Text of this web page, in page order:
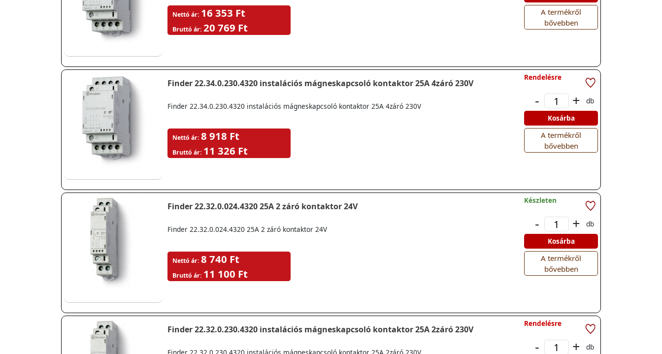
Nettó ár: 16 353 Ft
Bruttó ár: 20 769 Ft
A termékről
bővebben
Finder 22.34.0.230.4320 instalációs mágneskapcsoló kontaktor 25A 4záró 230V
Finder 22.34.0.230.4320 instalációs mágneskapcsoló kontaktor 25A 4záró 230V
Nettó ár: 8 918 Ft
Bruttó ár: 11 326 Ft
Rendelésre
- +
db
Kosárba
A termékről
bővebben
Finder 22.32.0.024.4320 25A 2 záró kontaktor 24V
Finder 22.32.0.024.4320 25A 2 záró kontaktor 24V
Nettó ár: 8 740 Ft
Bruttó ár: 11 100 Ft
Készleten
- +
db
Kosárba
A termékről
bővebben
Finder 22.32.0.230.4320 instalációs mágneskapcsoló kontaktor 25A 2záró 230V
Rendelésre
- +
db